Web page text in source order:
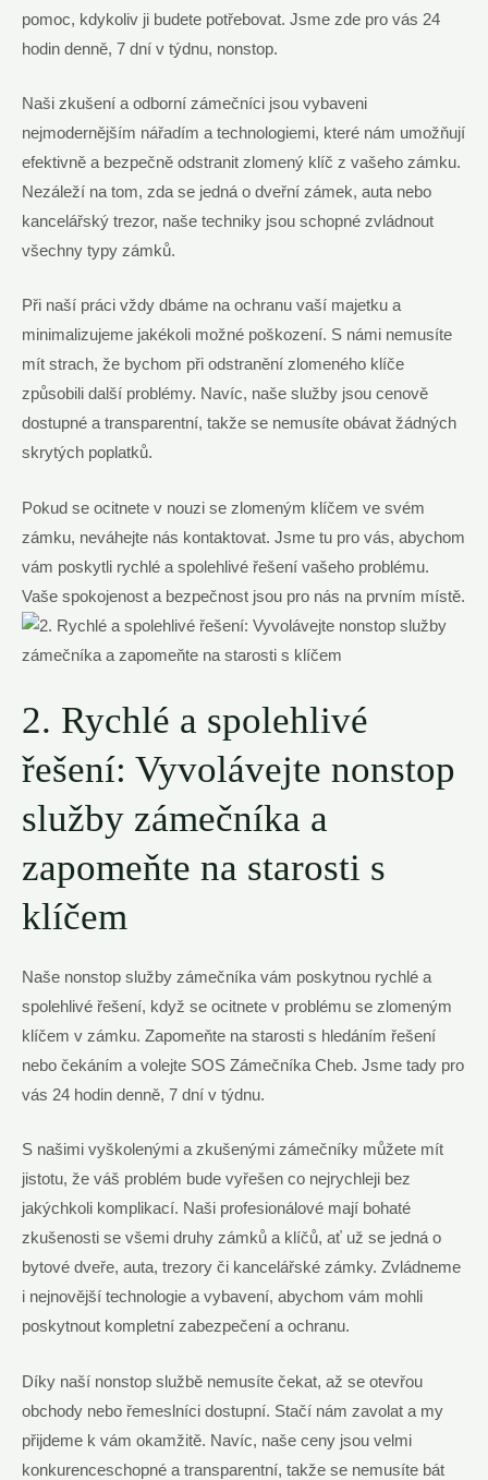
pomoc, kdykoliv ji budete potřebovat. Jsme zde pro vás ‍24
hodin denně, 7 dní v týdnu, nonstop.
Naši‌ zkušení a odborní zámečníci jsou‌ vybaveni ​
nejmodernějším⁣ nářadím ⁤a technologiemi, ⁣které nám umožňují
efektivně a bezpečně odstranit zlomený klíč⁤ z vašeho zámku. ​
Nezáleží na tom, zda ​se‍ jedná ​o dveřní zámek, auta nebo‍
kancelářský trezor,⁤ naše techniky jsou schopné zvládnout
⁤všechny typy ‌zámků.
Při ‍naší práci vždy dbáme⁢ na‌ ochranu vaší majetku a
minimalizujeme jakékoli možné poškození. S námi⁣ nemusíte⁢
mít ⁢strach, ⁢že bychom ​při odstranění zlomeného klíče
způsobili další problémy.⁤ Navíc, naše ​služby jsou ⁤cenově
dostupné a transparentní, ​takže ⁢se nemusíte obávat žádných
skrytých poplatků.
Pokud se ocitnete v nouzi se zlomeným klíčem ve svém
zámku, neváhejte nás kontaktovat. Jsme tu ‍pro vás, abychom
​vám poskytli ‍rychlé a spolehlivé řešení vašeho ​problému.
Vaše spokojenost a bezpečnost ⁣jsou pro‍ nás na prvním místě.
2.‌ Rychlé⁤ a spolehlivé
řešení:⁤ Vyvolávejte nonstop
služby zámečníka ⁣a
zapomeňte na starosti s
klíčem
Naše nonstop služby zámečníka vám poskytnou rychlé a
spolehlivé​ řešení, ​když se ‍ocitnete v problému se zlomeným
klíčem v zámku. Zapomeňte ‍na starosti s ⁢hledáním řešení
nebo⁤ čekáním​ a volejte SOS Zámečníka Cheb. Jsme⁢ tady pro
vás ‌24 hodin ⁢denně,⁢ 7 dní⁢ v týdnu.
S našimi ‍vyškolenými a zkušenými⁢ zámečníky​ můžete mít
jistotu, že ⁤váš problém bude ⁤vyřešen co nejrychleji bez
jakýchkoli komplikací. Naši profesionálové mají ​bohaté
zkušenosti se všemi druhy zámků a klíčů, ať ‌už​ se jedná o
bytové ‌dveře,‌ auta, trezory či⁤ kancelářské zámky. Zvládneme
i nejnovější technologie a vybavení, abychom vám⁢ mohli
poskytnout kompletní zabezpečení a ochranu.
Díky ‌naší nonstop⁤ službě ​nemusíte čekat, až⁢ se​ otevřou
obchody nebo⁣ řemeslníci dostupní. Stačí ⁢nám zavolat ⁢a my
‍přijdeme k vám okamžitě. Navíc, naše ceny jsou⁣ velmi
konkurenceschopné a transparentní,⁣ takže se nemusíte bát